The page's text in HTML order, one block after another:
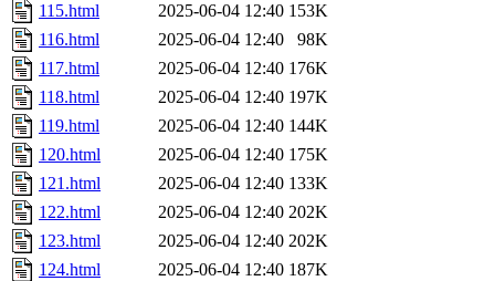
115.html
2025-06-04 12:40 153K
116.html
2025-06-04 12:40
98K
117.html
2025-06-04 12:40 176K
118.html
2025-06-04 12:40 197K
119.html
2025-06-04 12:40 144K
120.html
2025-06-04 12:40 175K
121.html
2025-06-04 12:40 133K
122.html
2025-06-04 12:40 202K
123.html
2025-06-04 12:40 202K
124.html
2025-06-04 12:40 187K